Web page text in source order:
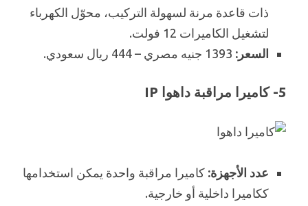
ذات قاعدة مرنة لسهولة التركيب، محوّل الكهرباء
لتشغيل الكاميرات 12 فولت.
السعر: 1393 جنيه مصري – 444 ريال سعودي.
5- كاميرا مراقبة داهوا IP
عدد الأجهزة: كاميرا مراقبة واحدة يمكن استخدامها
ككاميرا داخلية أو خارجية.